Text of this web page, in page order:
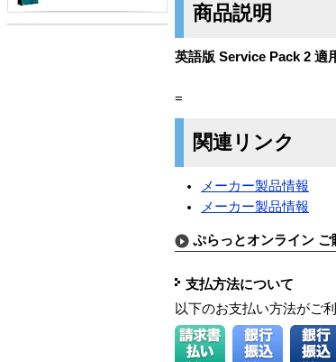
商品説明
英語版 Service Pack 2 適
=
関連リンク
メーカー製品情報
メーカー製品情報
ぷらっとオンライン
支払方法について
以下のお支払い方法がご